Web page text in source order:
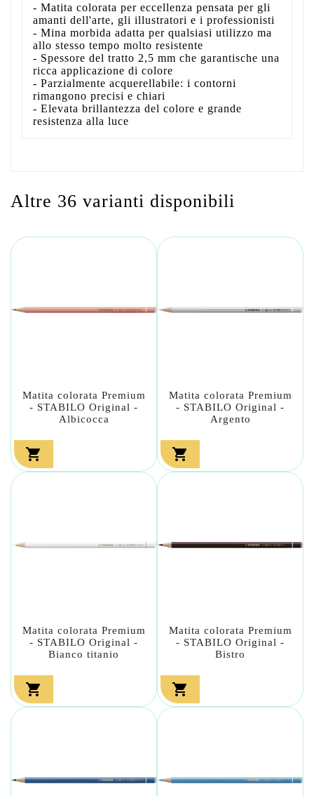
- Matita colorata per eccellenza pensata per gli
amanti dell'arte, gli illustratori e i professionisti
- Mina morbida adatta per qualsiasi utilizzo ma
allo stesso tempo molto resistente
- Spessore del tratto 2,5 mm che garantische una
ricca applicazione di colore
- Parzialmente acquerellabile: i contorni
rimangono precisi e chiari
- Elevata brillantezza del colore e grande
resistenza alla luce
Altre 36 varianti disponibili
Matita colorata Premium
- STABILO Original -
Albicocca

Matita colorata Premium
- STABILO Original -
Argento

Matita colorata Premium
- STABILO Original -
Bianco titanio

Matita colorata Premium
- STABILO Original -
Bistro
